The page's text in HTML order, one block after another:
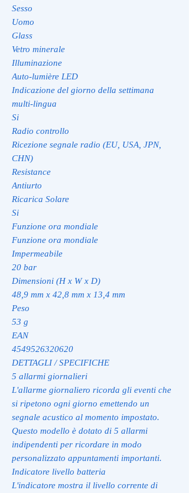
Sesso
Uomo
Glass
Vetro minerale
Illuminazione
Auto-lumière LED
Indicazione del giorno della settimana
multi-lingua
Si
Radio controllo
Ricezione segnale radio (EU, USA, JPN,
CHN)
Resistance
Antiurto
Ricarica Solare
Si
Funzione ora mondiale
Funzione ora mondiale
Impermeabile
20 bar
Dimensioni (H x W x D)
48,9 mm x 42,8 mm x 13,4 mm
Peso
53 g
EAN
4549526320620
DETTAGLI / SPECIFICHE
5 allarmi giornalieri
L'allarme giornaliero ricorda gli eventi che
si ripetono ogni giorno emettendo un
segnale acustico al momento impostato.
Questo modello è dotato di 5 allarmi
indipendenti per ricordare in modo
personalizzato appuntamenti importanti.
Indicatore livello batteria
L'indicatore mostra il livello corrente di